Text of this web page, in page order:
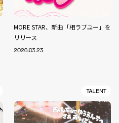
MORE STAR、新曲「相ラブユー」を
リリース
2026.03.23
TALENT